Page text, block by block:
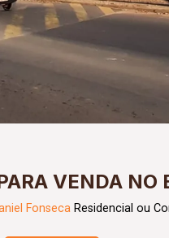
VENDA NO
Fonseca Residencial ou